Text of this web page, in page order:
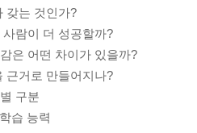
갖는 것인가?
람이 더 성공할까?
은 어떤 차이가 있을까?
근거로 만들어지나?
구분
습 능력